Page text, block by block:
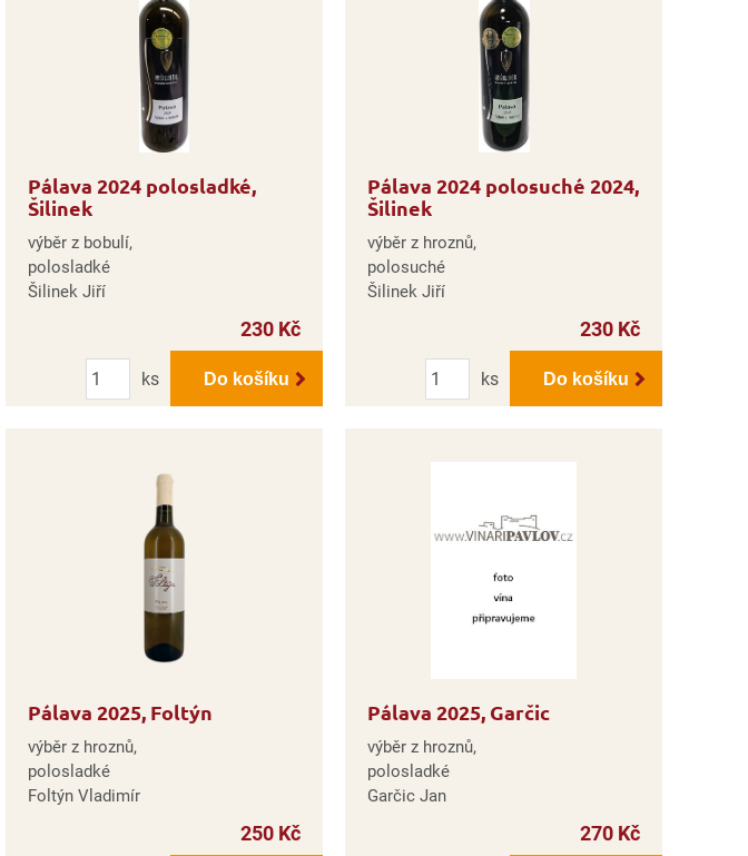
Pálava 2024 polosladké,
Šilinek
výběr z bobulí,
polosladké
Šilinek Jiří
230 Kč
Počet
ks
Do košíku
Pálava 2024 polosuché 2024,
Šilinek
výběr z hroznů,
polosuché
Šilinek Jiří
230 Kč
Počet
ks
Do košíku
Pálava 2025, Foltýn
výběr z hroznů,
polosladké
Foltýn Vladimír
250 Kč
Pálava 2025, Garčic
výběr z hroznů,
polosladké
Garčic Jan
270 Kč